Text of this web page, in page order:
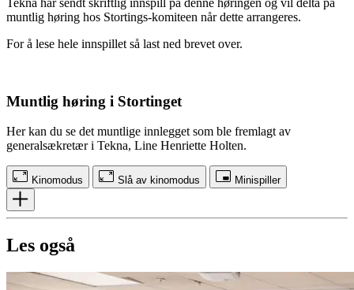
Tekna har sendt skriftlig innspill på denne høringen og vil delta på
muntlig høring hos Stortings-komiteen når dette arrangeres.
For å lese hele innspillet så last ned brevet over.
Muntlig høring i Stortinget
Her kan du se det muntlige innlegget som ble fremlagt av
generalsækretær i Tekna, Line Henriette Holten.
Kinomodus Slå av kinomodus Minispiller
Les også